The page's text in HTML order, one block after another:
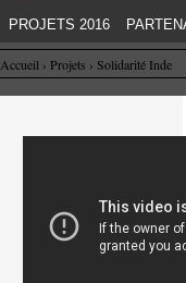
PROJETS 2016
Accueil › Projets › Solidarité Inde